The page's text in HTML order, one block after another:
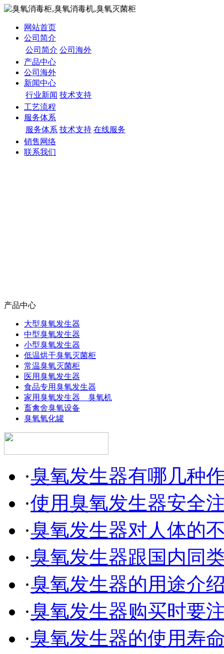
网站首页
公司简介
公司简介 公司海外
产品中心
公司海外
新闻中心
行业新闻 技术支持
工艺流程
服务体系
服务体系 技术支持 在线服务
销售网络
联系我们
产品中心
大型臭氧发生器
中型臭氧发生器
小型臭氧发生器
低温烘干臭氧灭菌柜
常温臭氧灭菌柜
医用臭氧发生器
食品专用臭氧发生器
家用臭氧发生器 臭氧机
畜禽舍臭氧设备
臭氧氧化罐
·臭氧发生器有哪几种
·使用臭氧发生器安全
·臭氧发生器对人体的
·臭氧发生器跟国内同
·臭氧发生器的用途介
·臭氧发生器购买时要
·臭氧发生器的使用寿